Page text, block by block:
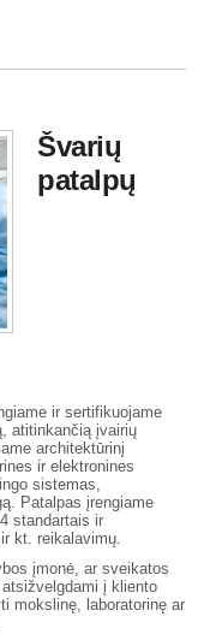
Švarių
patalpų
ir sertifikuojame
atitinkančią įvairių
architektūrinį
ir elektronines
sistemas,
Patalpas įrengiame
standartais ir
kt. reikalavimų.
įmonė, ar sveikatos
į kliento
mokslinę, laboratorinę ar